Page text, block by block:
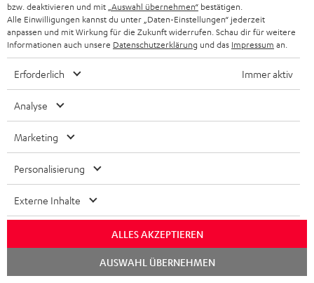
Downloads und Service
D
o
u
m
Quick Start Guide: AIRY SPORTS
Safety Booklet: AIRY SPORTS
Bedienungsanleitung: AIRY SPORTS
bzw. deaktivieren und mit „Auswahl übernehmen“ bestätigen.
Alle Einwilligungen kannst du unter „Daten-Einstellungen“ jederzeit
anpassen und mit Wirkung für die Zukunft widerrufen. Schau dir für weitere
Informationen auch unsere Datenschutzerklärung und das Impressum an.
Erforderlich Immer aktiv
Analyse
Marketing
Personalisierung
Externe Inhalte
ALLES AKZEPTIEREN
AUSWAHL ÜBERNEHMEN